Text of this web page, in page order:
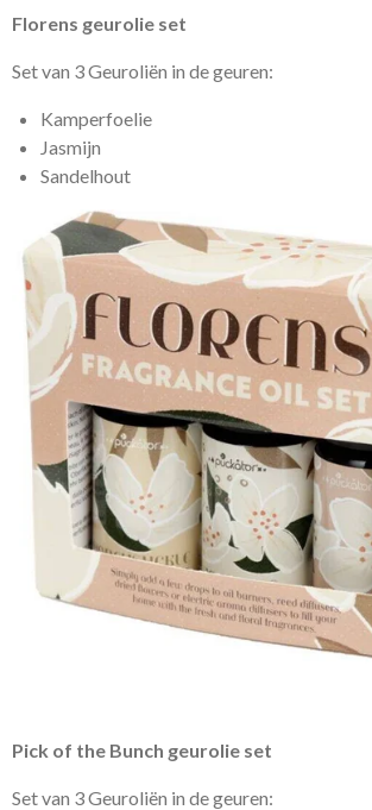
Florens geurolie set
Set van 3 Geuroliën in de geuren:
Kamperfoelie
Jasmijn
Sandelhout
Pick of the Bunch geurolie set
Set van 3 Geuroliën in de geuren: